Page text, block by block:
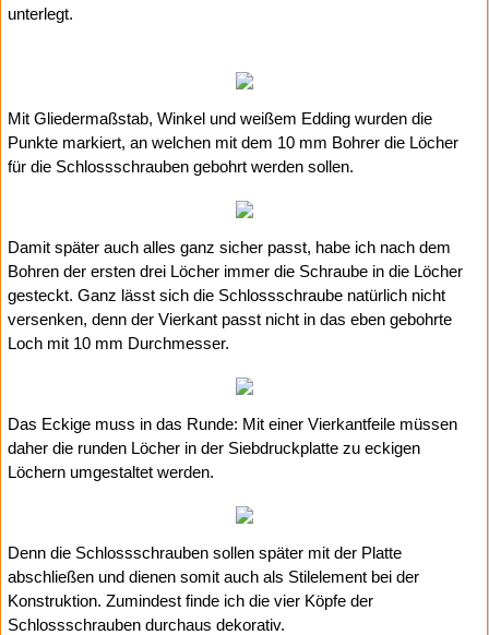
unterlegt.
Mit Gliedermaßstab, Winkel und weißem Edding wurden die
Punkte markiert, an welchen mit dem 10 mm Bohrer die Löcher
für die Schlossschrauben gebohrt werden sollen.
Damit später auch alles ganz sicher passt, habe ich nach dem
Bohren der ersten drei Löcher immer die Schraube in die Löcher
gesteckt. Ganz lässt sich die Schlossschraube natürlich nicht
versenken, denn der Vierkant passt nicht in das eben gebohrte
Loch mit 10 mm Durchmesser.
Das Eckige muss in das Runde: Mit einer Vierkantfeile müssen
daher die runden Löcher in der Siebdruckplatte zu eckigen
Löchern umgestaltet werden.
Denn die Schlossschrauben sollen später mit der Platte
abschließen und dienen somit auch als Stilelement bei der
Konstruktion. Zumindest finde ich die vier Köpfe der
Schlossschrauben durchaus dekorativ.